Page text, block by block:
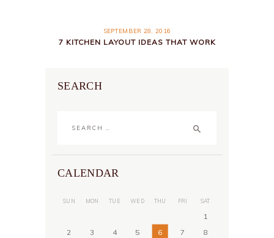
SEPTEMBER 28, 2016
7 KITCHEN LAYOUT IDEAS THAT WORK
SEARCH
CALENDAR
SUN MON TUE WED THU FRI SAT
1
2
3 4 5 6 7
8